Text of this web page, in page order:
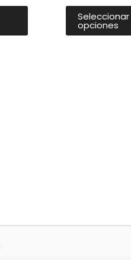
de
Seleccionar
opciones